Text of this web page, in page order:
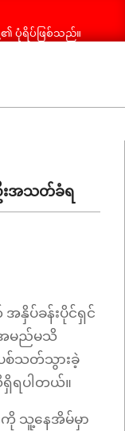
ပုံရိပ်ဖြစ်သည်။
းအသတ်ခံရ
နှိပ်ခန်းပိုင်ရှင်
အမည်မသိ
သတ်သွားခဲ့
ရပါတယ်။
ကို သူ့နေအိမ်မှာ